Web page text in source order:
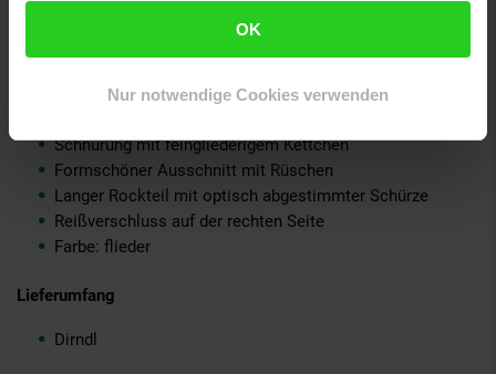
OK
Nur notwendige Cookies verwenden
Schnürung mit feingliederigem Kettchen
Formschöner Ausschnitt mit Rüschen
Langer Rockteil mit optisch abgestimmter Schürze
Reißverschluss auf der rechten Seite
Farbe: flieder
Lieferumfang
Dirndl